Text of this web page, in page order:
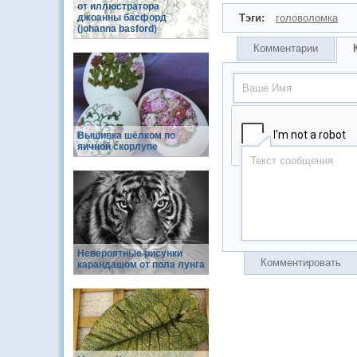
от иллюстратора
джоанны басфорд
(johanna basford)
Вышивка шёлком по
яичной скорлупе
Невероятные рисунки
карандашом от пола лунга
Тэги: головоломка
Комментарии
Комментировать